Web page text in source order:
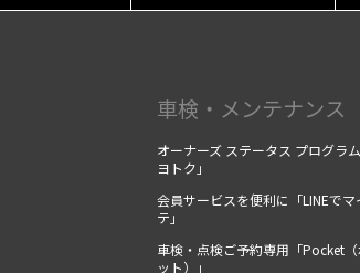
車検・メンテナンス
オーナーズ ステータス プログラ
ヨトク」
会員サービスを便利に「LINEでマ
テ」
車検・点検ご予約専用「Pocket
ット）」